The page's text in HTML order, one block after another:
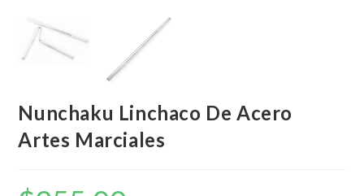
Nunchaku Linchaco De Acero
Artes Marciales